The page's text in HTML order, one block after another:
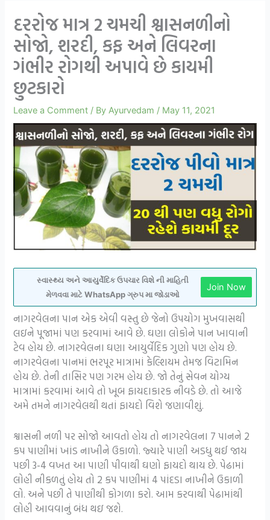
દરરોજ માત્ર 2 ચમચી શ્વાસનળીનો
સોજો, શરદી, કફ અને લિવરના
ગંભીર રોગથી અપાવે છે કાયમી
છુટકારો
Leave a Comment / By Ayurvedam / May 11, 2021
સ્વાસ્થ્ય અને આયુર્વેદિક ઉપચાર વિશે ની માહિતી
મેળવવા માટે WhatsApp ગ્રુપ મા જોડાઓ
Join Now
નાગરવેલના પાન એક એવી વસ્તુ છે જેનો ઉપયોગ મુખવાસથી
લઇને પૂજામાં પણ કરવામાં આવે છે. ઘણા લોકોને પાન ખાવાની
ટેવ હોય છે. નાગરવેલના ઘણા આયુર્વેદિક ગુણો પણ હોય છે.
નાગરવેલના પાનમાં ભરપૂર માત્રામાં કેલ્શિયમ તેમજ વિટામિન
હોય છે. તેની તાસિર પણ ગરમ હોય છે. જો તેનું સેવન યોગ્ય
માત્રામાં કરવામાં આવે તો ખૂબ ફાયદાકારક નીવડે છે. તો આજે
અમે તમને નાગરવેલથી થતાં ફાયદો વિશે જણાવીશું.
શ્વાસની નળી પર સોજો આવતો હોય તો નાગરવેલના 7 પાનને 2
કપ પાણીમાં ખાંડ નાખીને ઉકાળો. જ્યારે પાણી અડધુ થઈ જાય
પછી 3-4 વખત આ પાણી પીવાથી ઘણો ફાયદો થાય છે. પેઢામાં
લોહી નીકળતું હોય તો 2 કપ પાણીમાં 4 પાંદડા નાખીને ઉકાળી
લો. અને પછી તે પાણીથી કોગળા કરો. આમ કરવાથી પેઢામાંથી
લોહી આવવાનું બંધ થઇ જશે.